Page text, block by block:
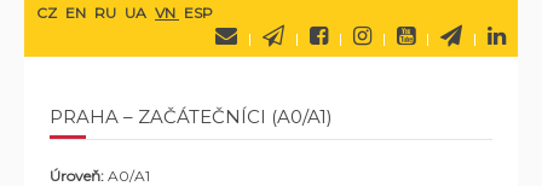
CZ EN RU UA VN ESP
PRAHA – ZAČÁTEČNÍCI (A0/A1)
Úroveň: A0/A1